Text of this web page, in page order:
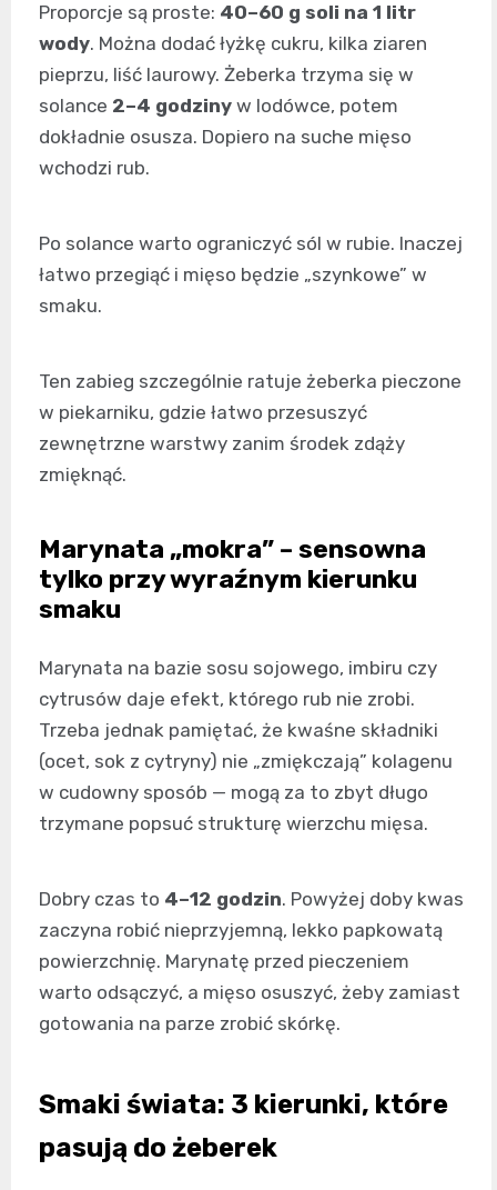
Proporcje są proste: 40–60 g soli na 1 litr
wody. Można dodać łyżkę cukru, kilka ziaren
pieprzu, liść laurowy. Żeberka trzyma się w
solance 2–4 godziny w lodówce, potem
dokładnie osusza. Dopiero na suche mięso
wchodzi rub.
Po solance warto ograniczyć sól w rubie. Inaczej
łatwo przegiąć i mięso będzie „szynkowe” w
smaku.
Ten zabieg szczególnie ratuje żeberka pieczone
w piekarniku, gdzie łatwo przesuszyć
zewnętrzne warstwy zanim środek zdąży
zmięknąć.
Marynata „mokra” – sensowna
tylko przy wyraźnym kierunku
smaku
Marynata na bazie sosu sojowego, imbiru czy
cytrusów daje efekt, którego rub nie zrobi.
Trzeba jednak pamiętać, że kwaśne składniki
(ocet, sok z cytryny) nie „zmiękczają” kolagenu
w cudowny sposób — mogą za to zbyt długo
trzymane popsuć strukturę wierzchu mięsa.
Dobry czas to 4–12 godzin. Powyżej doby kwas
zaczyna robić nieprzyjemną, lekko papkowatą
powierzchnię. Marynatę przed pieczeniem
warto odsączyć, a mięso osuszyć, żeby zamiast
gotowania na parze zrobić skórkę.
Smaki świata: 3 kierunki, które
pasują do żeberek